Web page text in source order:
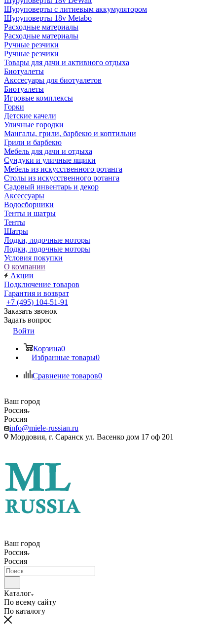
Шуруповерты с литиевым аккумулятором
Шуруповерты 18v Metabo
Расходные материалы
Расходные материалы
Ручные резчики
Ручные резчики
Товары для дачи и активного отдыха
Биотуалеты
Акссесуары для биотуалетов
Биотуалеты
Игровые комплексы
Горки
Детские качели
Уличные городки
Мангалы, грили, барбекю и коптильни
Грили и барбекю
Мебель для дачи и отдыха
Сундуки и уличные ящики
Мебель из искусственного ротанга
Столы из искусственного ротанга
Садовый инвентарь и декор
Аксессуары
Водосборники
Тенты и шатры
Тенты
Шатры
Лодки, лодочные моторы
Лодки, лодочные моторы
Условия покупки
О компании
Акции
Подключение товаров
Гарантия и возврат
+7 (495) 104-51-91
Заказать звонок
Задать вопрос
Войти
Корзина0
Избранные товары0
Сравнение товаров0
Ваш город
Россия
Россия
info@miele-russian.ru
Мордовия, г. Саранск ул. Васенко дом 17 оф 201
Ваш город
Россия
Россия
Каталог
По всему сайту
По каталогу